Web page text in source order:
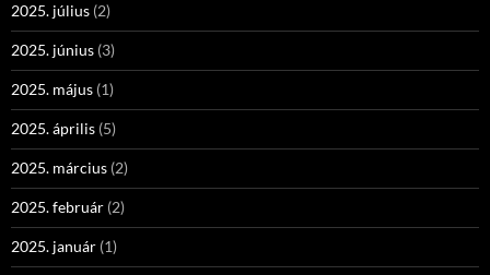
2025. július (2)
2025. június (3)
2025. május (1)
2025. április (5)
2025. március (2)
2025. február (2)
2025. január (1)